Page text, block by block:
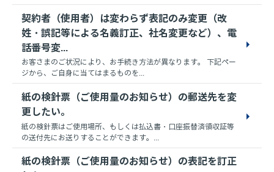
契約者（使用者）は変わらず表記のみ変更（改
姓・誤記等による名義訂正、社名変更など）、電
話番号変...
お客さまのご状況により、お手続き方法が異なります。 下記ペー
ジから、ご自身に当てはまるものを...
紙の検針票（ご使用量のお知らせ）の郵送先を変
更したい。
紙の検針票はご使用場所、もしくは払込書・口座振替済領収証等
の送付先にお送りすることができます。...
紙の検針票（ご使用量のお知らせ）の表記を訂正